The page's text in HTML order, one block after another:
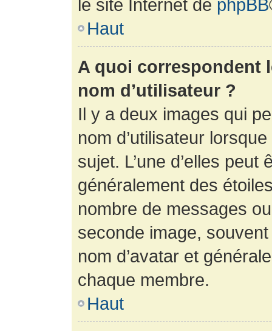
le site Internet de phpBB
Haut
A quoi correspondent
nom d’utilisateur ?
Il y a deux images qui
nom d’utilisateur
sujet. L’une d’elles
généralement des
nombre de messages
seconde image,
nom d’avatar et
chaque membre.
Haut